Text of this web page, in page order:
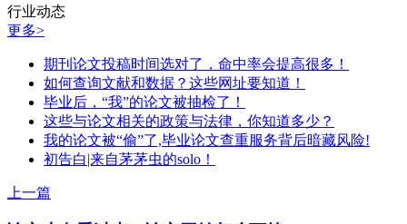
行业动态
更多>
期刊论文投稿时间选对了，命中率会提高很多！
如何查询文献和数据？这些网址要知道！
毕业后，“我”的论文被抽检了！
这些与论文相关的政策与法律，你知道多少？
我的论文被“偷”了,毕业论文查重服务背后暗藏风险!
初告白|来自茅茅虫的solo！
上一篇